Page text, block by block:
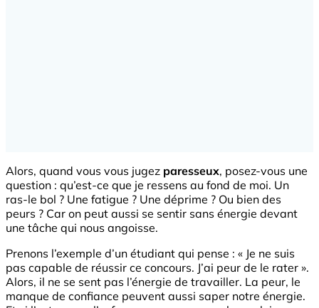
Alors, quand vous vous jugez paresseux, posez-vous une
question : qu’est-ce que je ressens au fond de moi. Un
ras-le bol ? Une fatigue ? Une déprime ? Ou bien des
peurs ? Car on peut aussi se sentir sans énergie devant
une tâche qui nous angoisse.
Prenons l’exemple d’un étudiant qui pense : « Je ne suis
pas capable de réussir ce concours. J’ai peur de le rater ».
Alors, il ne se sent pas l’énergie de travailler. La peur, le
manque de confiance peuvent aussi saper notre énergie.